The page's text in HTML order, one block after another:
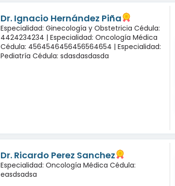
Dr. Ignacio Hernández Piña
Especialidad: Ginecología y Obstetricia Cédula:
4424234234 | Especialidad: Oncología Médica
Cédula: 4564546456456564654 | Especialidad:
Pediatría Cédula: sdasdasdasda
Dr. Ricardo Perez Sanchez
Especialidad: Oncología Médica Cédula:
easdsadsa